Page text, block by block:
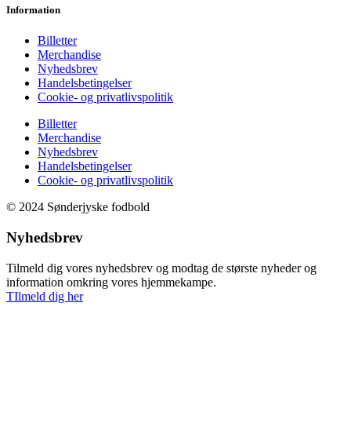
Information
Billetter
Merchandise
Nyhedsbrev
Handelsbetingelser
Cookie- og privatlivspolitik
Billetter
Merchandise
Nyhedsbrev
Handelsbetingelser
Cookie- og privatlivspolitik
© 2024 Sønderjyske fodbold
Nyhedsbrev
Tilmeld dig vores nyhedsbrev og modtag de største nyheder og
information omkring vores hjemmekampe.
TIlmeld dig her